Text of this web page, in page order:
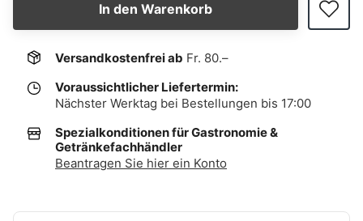
In den Warenkorb
Versandkostenfrei ab Fr. 80.–
Voraussichtlicher Liefertermin:
Nächster Werktag bei Bestellungen bis 17:00
Spezialkonditionen für Gastronomie &
Getränkefachhändler
Beantragen Sie hier ein Konto